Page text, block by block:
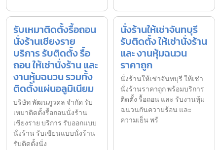
รับเหมาติดตั้งรื้อถอน
นั่งร้านเชียงราย
บริการ รับติดตั้ง รื้อ
ถอน ให้เช่านั่งร้าน และ
งานหุ้มฉนวน รวมทั้ง
ติดตั้งแผ่นอลูมิเนียม
บริษัท พัฒนภูวดล จำกัด รับ
เหมาติดตั้งรื้อถอนนั่งร้าน
เชียงราย บริการ รับออกแบบ
นั่งร้าน รับเขียนแบบนั่งร้าน
รับติดตั้งนั่ง
นั่งร้านให้เช่าจันทบุรี
รับติดตั้ง ให้เช่านั่งร้าน
และ งานหุ้มฉนวน
ราคาถูก
นั่งร้านให้เช่าจันทบุรี ให้เช่า
นั่งร้านราคาถูก พร้อมบริการ
ติดตั้ง รื้อถอน และ รับงานหุ้ม
ฉนวนกันความร้อน และ
ความเย็น พร้